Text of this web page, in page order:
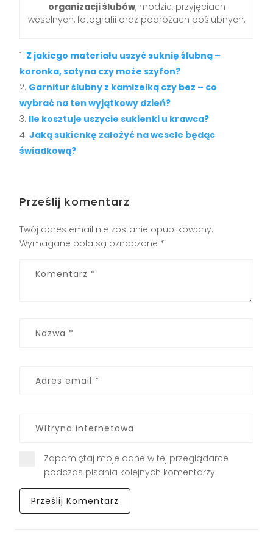
organizacji ślubów, modzie, przyjęciach
weselnych, fotografii oraz podróżach poślubnych.
Z jakiego materiału uszyć suknię ślubną –
koronka, satyna czy może szyfon?
Garnitur ślubny z kamizelką czy bez – co
wybrać na ten wyjątkowy dzień?
Ile kosztuje uszycie sukienki u krawca?
Jaką sukienkę założyć na wesele będąc
świadkową?
Prześlij komentarz
Twój adres email nie zostanie opublikowany.
Wymagane pola są oznaczone *
Zapamiętaj moje dane w tej przeglądarce
podczas pisania kolejnych komentarzy.